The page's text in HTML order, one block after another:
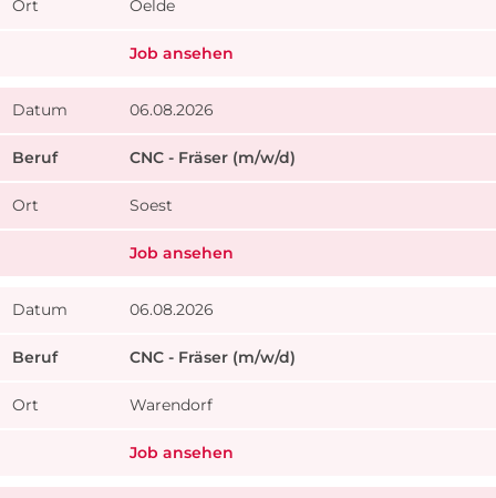
Oelde
Job ansehen
06.08.2026
CNC - Fräser (m/w/d)
Soest
Job ansehen
06.08.2026
CNC - Fräser (m/w/d)
Warendorf
Job ansehen